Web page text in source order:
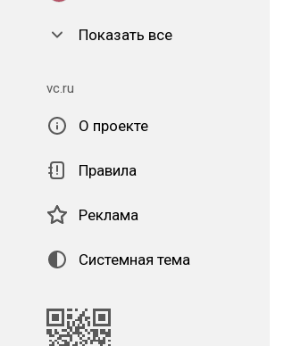
Показать все
vc.ru
О проекте
Правила
Реклама
Системная тема